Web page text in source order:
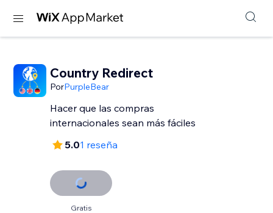
Country Redirect
PorPurpleBear
Hacer que las compras
internacionales sean más fáciles
5.01 reseña
Gratis